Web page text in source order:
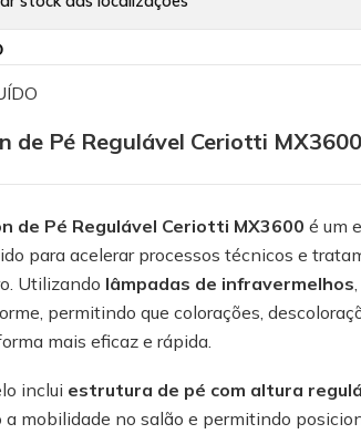
de Pé Regulável Ceriotti
de Pé Regulável Ceriotti MX3600 é um
para acelerar processos técnicos e
Utilizando lâmpadas de infravermelhos
permitindo que colorações,
mais eficaz e rápida.
inclui estrutura de pé com altura
mobilidade no salão e permitindo